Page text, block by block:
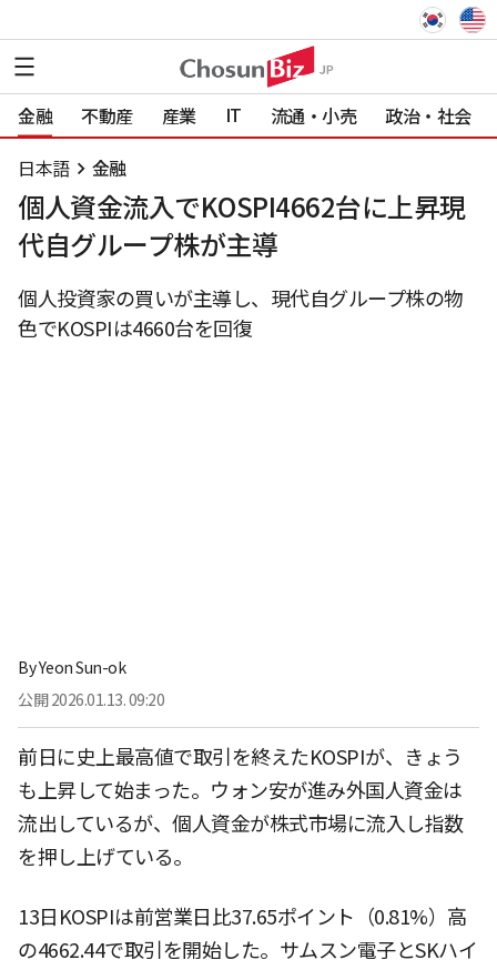
金融 不動産 産業 IT 流通・小売 政治・社会
日本語 金融
個人資金流入でKOSPI4662台に上昇現
代自グループ株が主導
個人投資家の買いが主導し、現代自グループ株の物
色でKOSPIは4660台を回復
ByYeon Sun-ok
公開 2026.01.13. 09:20
前日に史上最高値で取引を終えたKOSPIが、きょう
も上昇して始まった。ウォン安が進み外国人資金は
流出しているが、個人資金が株式市場に流入し指数
を押し上げている。
13日KOSPIは前営業日比37.65ポイント（0.81%）高
の4662.44で取引を開始した。サムスン電子とSKハイ